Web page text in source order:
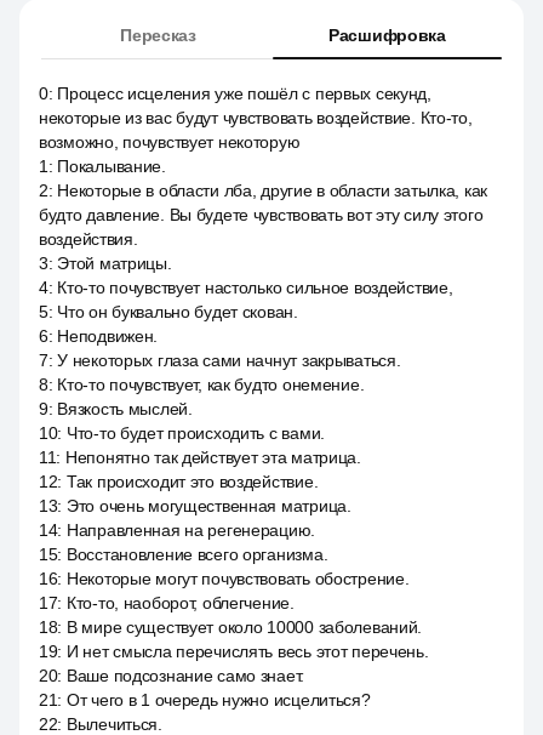
Пересказ Расшифровка
0: Процесс исцеления уже пошёл с первых секунд,
некоторые из вас будут чувствовать воздействие. Кто-то,
возможно, почувствует некоторую
1 : Покалывание.
2: Некоторые в области лба, другие в области затылка, как
будто давление. Вы будете чувствовать вот эту силу этого
воздействия.
3: Этой матрицы.
4: Кто-то почувствует настолько сильное воздействие,
5: Что он буквально будет скован.
6: Неподвижен.
7:У некоторых глаза сами начнут закрываться.
8: Кто-то почувствует, как будто онемение.
9: Вязкость мыслей.
10: Что-то будет происходить с вами.
11: Непонятно так действует эта матрица.
12: Так происходит это воздействие.
13: Это очень могущественная матрица.
14: Направленная на регенерацию.
15: Восстановление всего организма.
16: Некоторые могут почувствовать обострение.
17: Кто-то, наоборот, облегчение.
18: В мире существует около 10000 заболеваний.
19: И нет смысла перечислять весь этот перечень.
20: Ваше подсознание само знает.
21: От чего в 1 очередь нужно исцелиться?
22: Вылечиться.